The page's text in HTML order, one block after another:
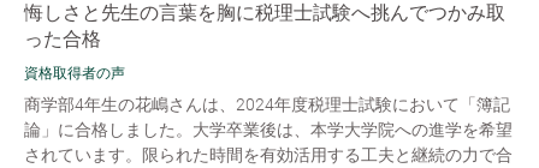
悔しさと先生の言葉を胸に税理士試験へ挑んでつかみ取
った合格
資格取得者の声
商学部4年生の花嶋さんは、2024年度税理士試験において「簿記
論」に合格しました。大学卒業後は、本学大学院への進学を希望
されています。限られた時間を有効活用する工夫と継続の力で合